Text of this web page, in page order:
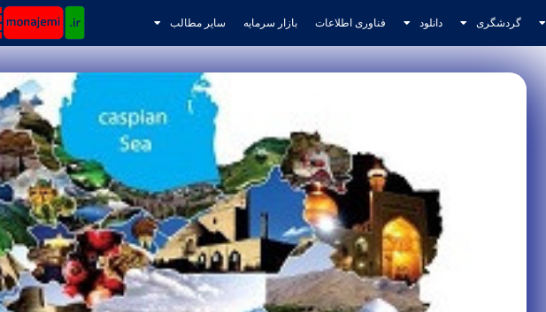
گردشگری دانلود فناوری اطلاعات بازار سرمایه سایر مطالب